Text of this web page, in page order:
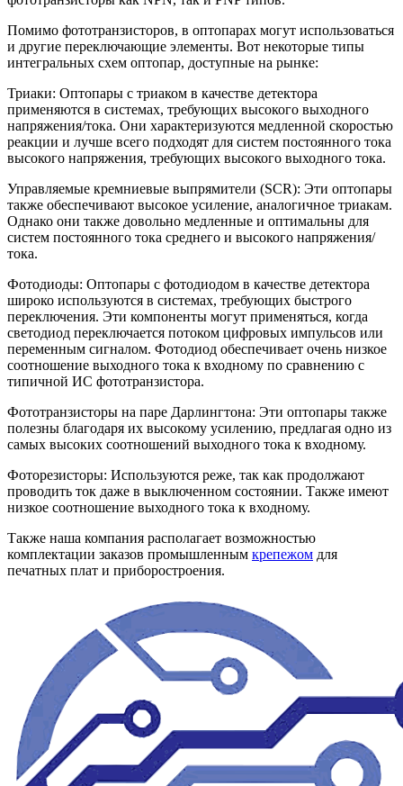
Помимо фототранзисторов, в оптопарах могут использоваться
и другие переключающие элементы. Вот некоторые типы
интегральных схем оптопар, доступные на рынке:
Триаки: Оптопары с триаком в качестве детектора
применяются в системах, требующих высокого выходного
напряжения/тока. Они характеризуются медленной скоростью
реакции и лучше всего подходят для систем постоянного тока
высокого напряжения, требующих высокого выходного тока.
Управляемые кремниевые выпрямители (SCR): Эти оптопары
также обеспечивают высокое усиление, аналогичное триакам.
Однако они также довольно медленные и оптимальны для
систем постоянного тока среднего и высокого напряжения/
тока.
Фотодиоды: Оптопары с фотодиодом в качестве детектора
широко используются в системах, требующих быстрого
переключения. Эти компоненты могут применяться, когда
светодиод переключается потоком цифровых импульсов или
переменным сигналом. Фотодиод обеспечивает очень низкое
соотношение выходного тока к входному по сравнению с
типичной ИС фототранзистора.
Фототранзисторы на паре Дарлингтона: Эти оптопары также
полезны благодаря их высокому усилению, предлагая одно из
самых высоких соотношений выходного тока к входному.
Фоторезисторы: Используются реже, так как продолжают
проводить ток даже в выключенном состоянии. Также имеют
низкое соотношение выходного тока к входному.
Также наша компания располагает возможностью
комплектации заказов промышленным крепежом для
печатных плат и приборостроения.